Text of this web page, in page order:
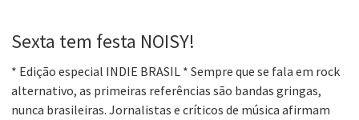
Sexta tem festa NOISY!
* Edição especial INDIE BRASIL * Sempre que se fala em rock
alternativo, as primeiras referências são bandas gringas,
nunca brasileiras. Jornalistas e críticos de música afirmam